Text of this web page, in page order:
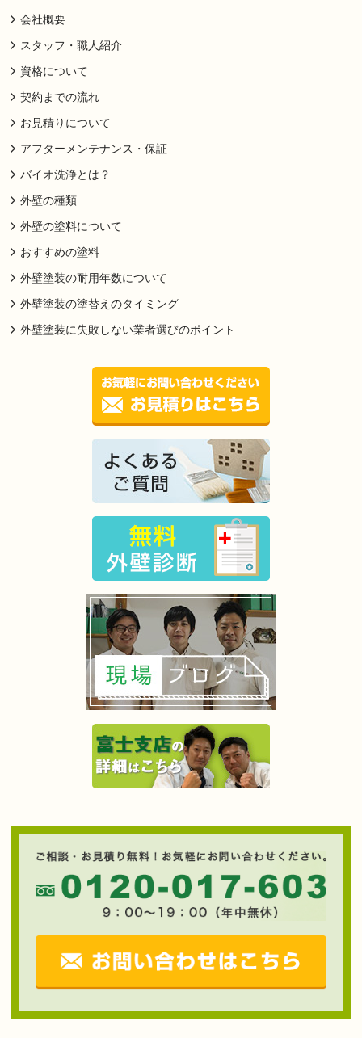
会社概要
スタッフ・職人紹介
資格について
契約までの流れ
お見積りについて
アフターメンテナンス・保証
バイオ洗浄とは？
外壁の種類
外壁の塗料について
おすすめの塗料
外壁塗装の耐用年数について
外壁塗装の塗替えのタイミング
外壁塗装に失敗しない業者選びのポイント